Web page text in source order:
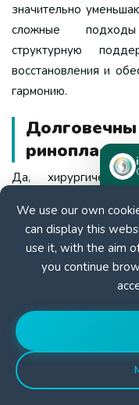
значительно
сложные
структурную
восстановления и
гармонию.
Долговечны
Да,
Тем не менее, с
незначительные
, здоровый
долгосрочную
функциональное
жизнь.
We use our own
can display this
use it, with the aim
you continue